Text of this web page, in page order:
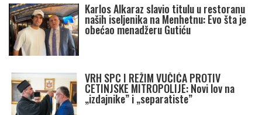
Karlos Alkaraz slavio titulu u restoranu
naših iseljenika na Menhetnu: Evo šta je
obećao menadžeru Gutiću
VRH SPC I REŽIM VUČIĆA PROTIV
CETINJSKE MITROPOLIJE: Novi lov na
„izdajnike” i „separatiste”